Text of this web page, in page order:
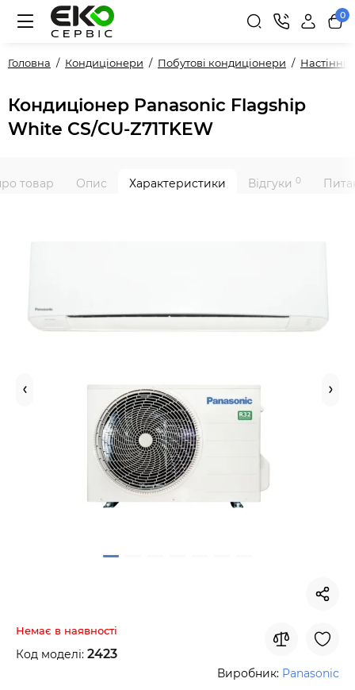
0
Головна Кондиціонери Побутові кондиціонери Настінні
Кондиціонер Panasonic Flagship
White CS/CU-Z71TKEW
товар Опис Характеристики Відгуки 0
Немає в наявності
Код моделі: 2423
Виробник: Panasonic